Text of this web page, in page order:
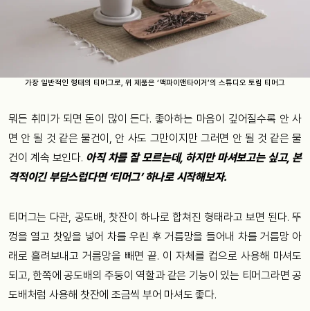
가장 일반적인 형태의 티머그로, 위 제품은 ‘맥파이앤타이거’의 스튜디오 토림 티머그
뭐든 취미가 되면 돈이 많이 든다. 좋아하는 마음이 깊어질수록 안 사
면 안 될 것 같은 물건이, 안 사도 그만이지만 그러면 안 될 것 같은 물
건이 계속 보인다. 아직 차를 잘 모르는데, 하지만 마셔보고는 싶고, 본
격적이긴 부담스럽다면 ‘티머그’ 하나로 시작해보자.
티머그는 다관, 공도배, 찻잔이 하나로 합쳐진 형태라고 보면 된다. 뚜
껑을 열고 찻잎을 넣어 차를 우린 후 거름망을 들어내 차를 거름망 아
래로 흘려보내고 거름망을 빼면 끝. 이 자체를 컵으로 사용해 마셔도
되고, 한쪽에 공도배의 주둥이 역할과 같은 기능이 있는 티머그라면 공
도배처럼 사용해 찻잔에 조금씩 부어 마셔도 좋다.